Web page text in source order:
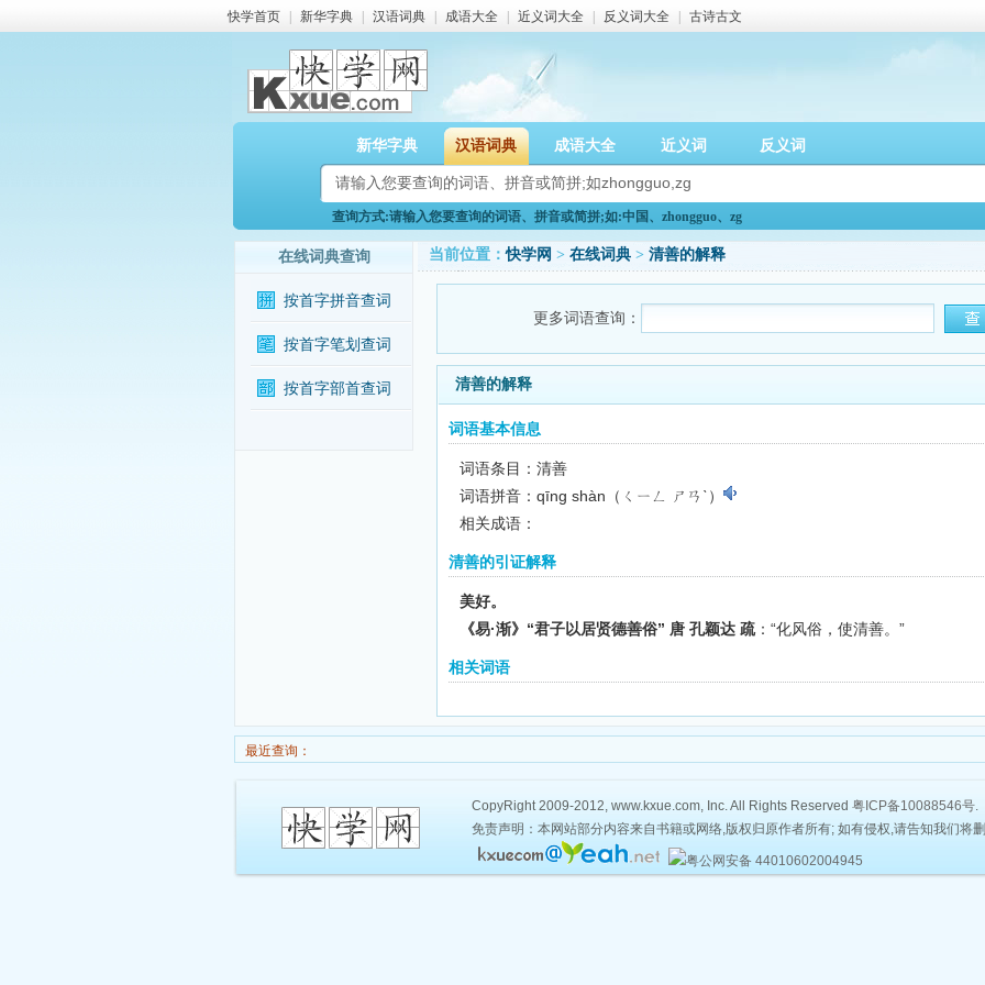
快学首页 新华字典 汉语词典 成语大全 近义词大全 反义词大全 古诗古文
新华字典 汉语词典 成语大全 近义词 反义词
查询方式:请输入您要查询的词语、拼音或简拼;如:中国、zhongguo、zg
在线词典查询
按首字拼音查词
按首字笔划查词
按首字部首查词
当前位置：快学网 > 在线词典 > 清善的解释
更多词语查询：
清善的解释
词语基本信息
词语条目：清善
词语拼音：qīng shàn（ㄑㄧㄥ ㄕㄢˋ）
相关成语：
清善的引证解释
美好。
《易·渐》“君子以居贤德善俗” 唐 孔颖达 疏：“化风俗，使清善。”
相关词语
最近查询：
CopyRight 2009-2012, www.kxue.com, Inc. All Rights Reserved 粤ICP备10088546号.
免责声明：本网站部分内容来自书籍或网络,版权归原作者所有; 如有侵权,请告知我们将
粤公网安备 44010602004945